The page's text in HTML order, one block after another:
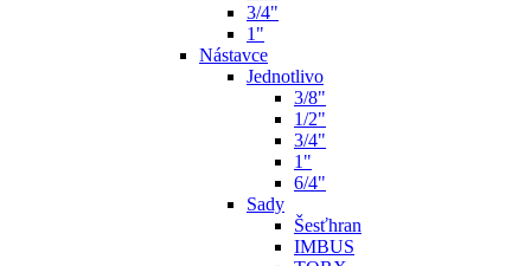
3/4"
1"
Nástavce
Jednotlivo
3/8"
1/2"
3/4"
1"
6/4"
Sady
Šesťhran
IMBUS